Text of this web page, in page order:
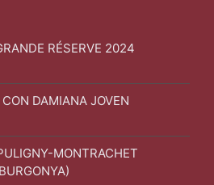
RÉSERVE 2024
DAMIANA JOVEN
MONTRACHET